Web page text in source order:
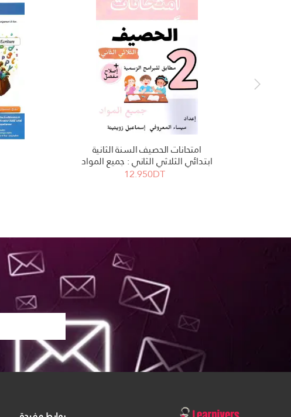
امتحانات الحصيف السنة الثانية
ابتدائي الثلاثي الثاني : جميع المواد
12.950DT